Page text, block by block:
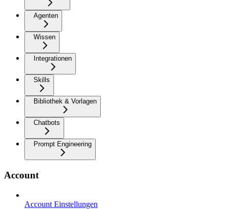
Agenten
Wissen
Integrationen
Skills
Bibliothek & Vorlagen
Chatbots
Prompt Engineering
Account
Account Einstellungen